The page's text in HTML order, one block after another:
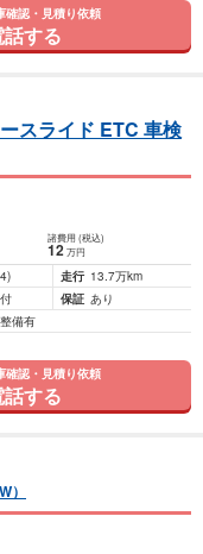
確認・見積り依頼
話する
スライド ETC 車検
諸費用 (税込)
12 万円
走行 13.7万km
保証 あり
備有
確認・見積り依頼
話する
）